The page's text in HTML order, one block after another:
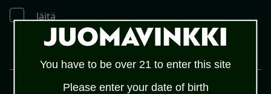
Jäitä
MENETELMÄ
You have to be over 21 to enter this site
Please enter your date of birth